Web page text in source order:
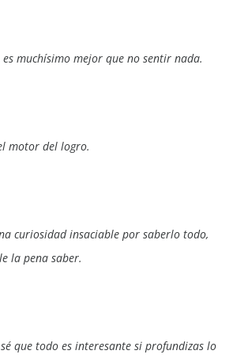
muchísimo mejor que no sentir nada.
motor del logro.
curiosidad insaciable por saberlo todo,
la pena saber.
que todo es interesante si profundizas lo